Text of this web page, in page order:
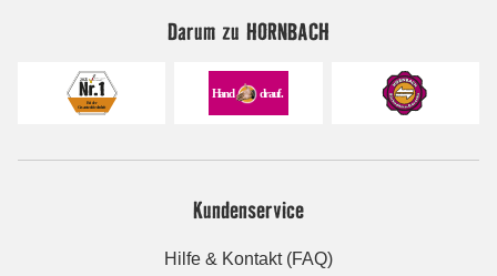
Darum zu HORNBACH
Kundenservice
Hilfe & Kontakt (FAQ)